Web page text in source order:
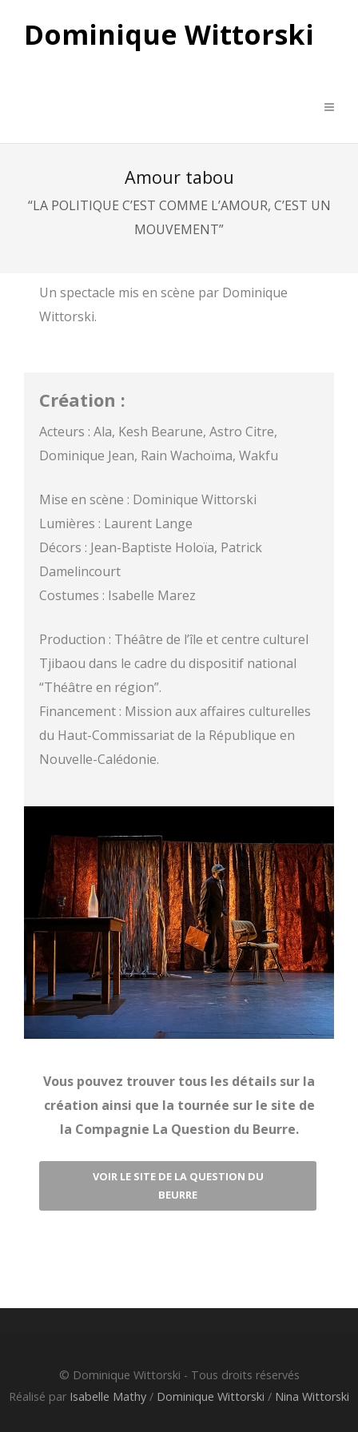
Dominique Wittorski
Amour tabou
“LA POLITIQUE C’EST COMME L’AMOUR, C’EST UN
MOUVEMENT”
Un spectacle mis en scène par Dominique
Wittorski.
Création :
Acteurs : Ala, Kesh Bearune, Astro Citre,
Dominique Jean, Rain Wachoïma, Wakfu
Mise en scène : Dominique Wittorski
Lumières : Laurent Lange
Décors : Jean-Baptiste Holoïa, Patrick
Damelincourt
Costumes : Isabelle Marez
Production : Théâtre de l’île et centre culturel
Tjibaou dans le cadre du dispositif national
“Théâtre en région”.
Financement : Mission aux affaires culturelles
du Haut-Commissariat de la République en
Nouvelle-Calédonie.
Vous pouvez trouver tous les détails sur la
création ainsi que la tournée sur le site de
la Compagnie La Question du Beurre.
VOIR LE SITE DE LA QUESTION DU
BEURRE
navigation
© Dominique Wittorski - Tous droits réservés
Réalisé par Isabelle Mathy / Dominique Wittorski / Nina Wittorski